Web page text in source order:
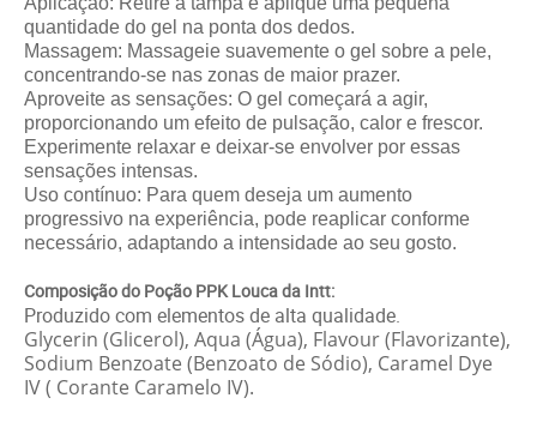
quantidade do gel na ponta dos dedos.
Massagem: Massageie suavemente o gel sobre a pele,
concentrando-se nas zonas de maior prazer.
Aproveite as sensações: O gel começará a agir,
proporcionando um efeito de pulsação, calor e frescor.
Experimente relaxar e deixar-se envolver por essas
sensações intensas.
Uso contínuo: Para quem deseja um aumento
progressivo na experiência, pode reaplicar conforme
necessário, adaptando a intensidade ao seu gosto.
Composição do Poção PPK Louca da Intt:
Produzido com elementos de alta qualidade.
Glycerin (Glicerol), Aqua (Água), Flavour (Flavorizante),
Sodium Benzoate (Benzoato de Sódio), Caramel Dye
IV ( Corante Caramelo IV).